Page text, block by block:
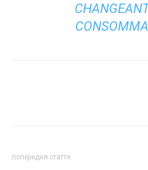
попередня стаття